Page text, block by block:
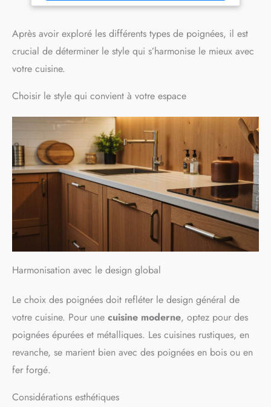
portes de placards, etc. Ces poignées de porte d'armoire
poignées de porte anciennes / endommagées. Peut être
utilisé dans la cuisine, salle de bain, chambre à coucher,
bureau. Paquet contient: Set 10 pcs Poignées de porte de
meuble en acier inoxydable à espacement des trous de 96
mm pour armoires & tiroirs & porte d'armoire + 20 pcs vis
Après avoir exploré les différents types de poignées, il est
crucial de déterminer le style qui s’harmonise le mieux avec
votre cuisine.
Choisir le style qui convient à votre espace
Harmonisation avec le design global
Le choix des poignées doit refléter le design général de
votre cuisine. Pour une cuisine moderne, optez pour des
poignées épurées et métalliques. Les cuisines rustiques, en
revanche, se marient bien avec des poignées en bois ou en
fer forgé.
Considérations esthétiques